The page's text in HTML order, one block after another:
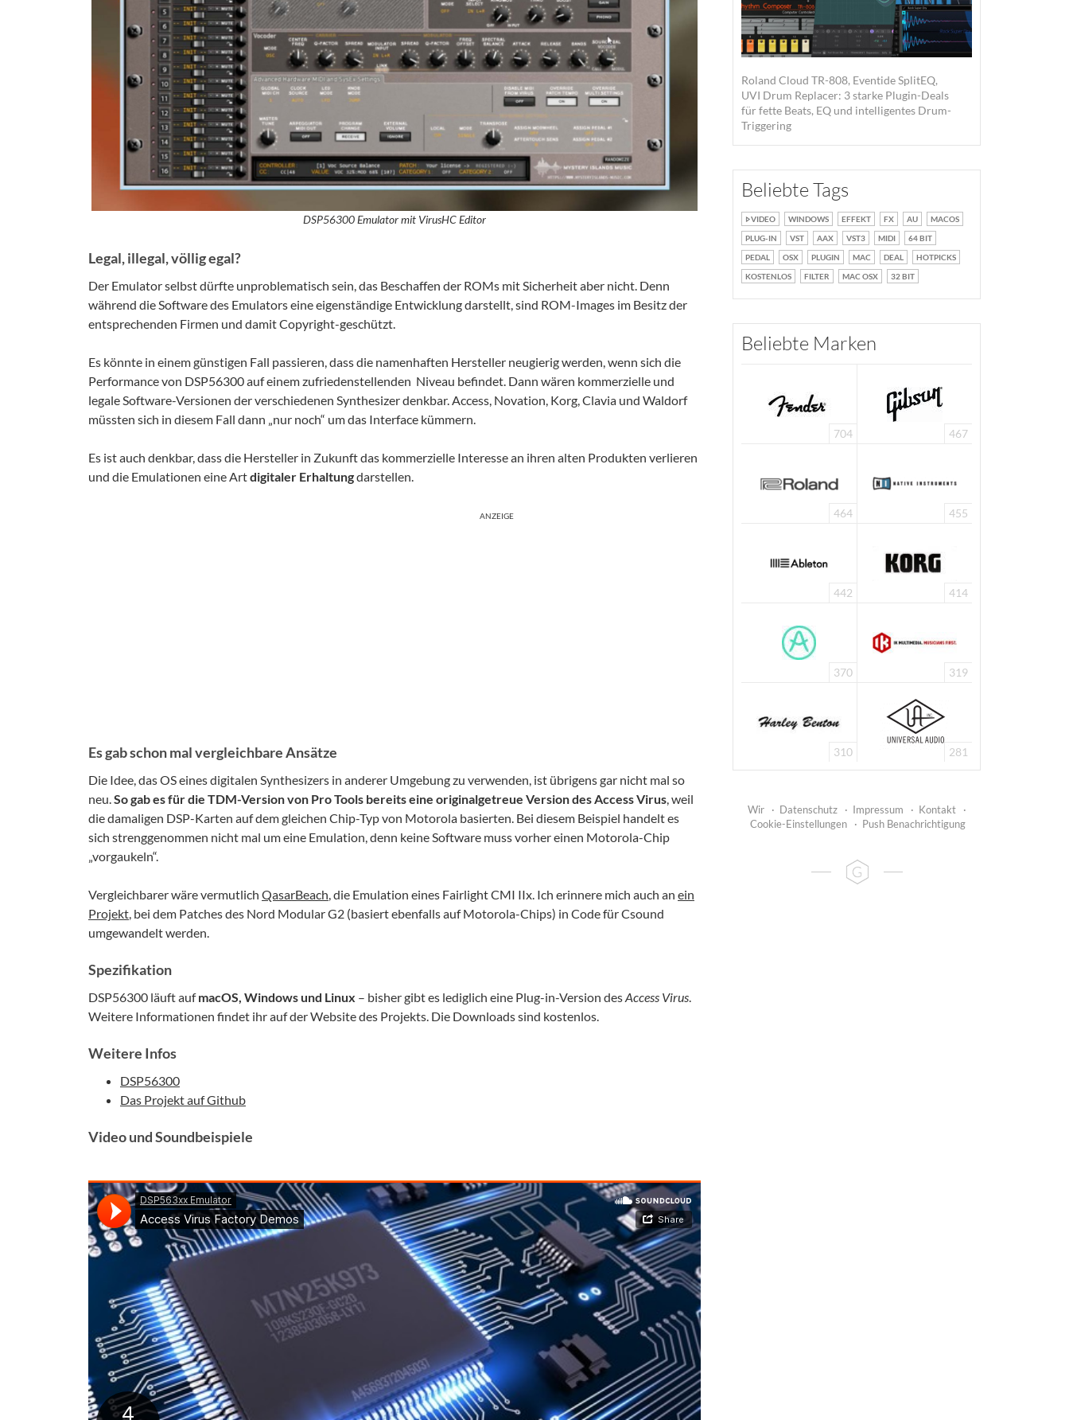
DSP56300 Emulator mit VirusHC Editor
Legal, illegal, völlig egal?
Der Emulator selbst dürfte unproblematisch sein, das Beschaffen der ROMs mit Sicherheit aber nicht. Denn
während die Software des Emulators eine eigenständige Entwicklung darstellt, sind ROM-Images im Besitz der
entsprechenden Firmen und damit Copyright-geschützt.
Es könnte in einem günstigen Fall passieren, dass die namenhaften Hersteller neugierig werden, wenn sich die
Performance von DSP56300 auf einem zufriedenstellenden Niveau befindet. Dann wären kommerzielle und
legale Software-Versionen der verschiedenen Synthesizer denkbar. Access, Novation, Korg, Clavia und Waldorf
müssten sich in diesem Fall dann „nur noch“ um das Interface kümmern.
Es ist auch denkbar, dass die Hersteller in Zukunft das kommerzielle Interesse an ihren alten Produkten verlieren
und die Emulationen eine Artdigitaler Erhaltungdarstellen.
ANZEIGE
Es gab schon mal vergleichbare Ansätze
Die Idee, das OS eines digitalen Synthesizers in anderer Umgebung zu verwenden, ist übrigens gar nicht mal so
neu. So gab es für die TDM-Version von Pro Tools bereits eine originalgetreue Version des Access Virus , weil
die damaligen DSP-Karten auf dem gleichen Chip-Typ von Motorola basierten. Bei diesem Beispiel handelt es
sich strenggenommen nicht mal um eine Emulation, denn keine Software muss vorher einen Motorola-Chip
„vorgaukeln“.
Vergleichbarer wäre vermutlich QasarBeach , die Emulation eines Fairlight CMI IIx. Ich erinnere mich auch an ein
Projekt , bei dem Patches des Nord Modular G2 (basiert ebenfalls auf Motorola-Chips) in Code für Csound
umgewandelt werden.
Spezifikation
DSP56300 läuft aufmacOS, Windows und Linux – bisher gibt es lediglich eine Plug-in-Version desAccess Virus
Weitere Informationen findet ihr auf der Website des Projekts. Die Downloads sind kostenlos.
Weitere Infos
DSP56300
Das Projekt auf Github
Video und Soundbeispiele
Roland Cloud TR-808, Eventide SplitEQ,
UVI Drum Replacer: 3 starke Plugin-Deals
für fette Beats, EQ und intelligentes Drum-
Triggering
Beliebte Tags
VIDEO WINDOWS EFFEKT FX AU
MACOS
PLUG-IN
VST AAX VST3 MIDI
64 BIT
PEDAL
OSX PLUGIN MAC DEAL
HOTPICKS
KOSTENLOS
FILTER MAC OSX 32 BIT
Beliebte Marken
704 467
464 455
442 414
370 319
310 281
Wir · Datenschutz · Impressum · Kontakt
·
Cookie-Einstellungen
· Push Benachrichtigung